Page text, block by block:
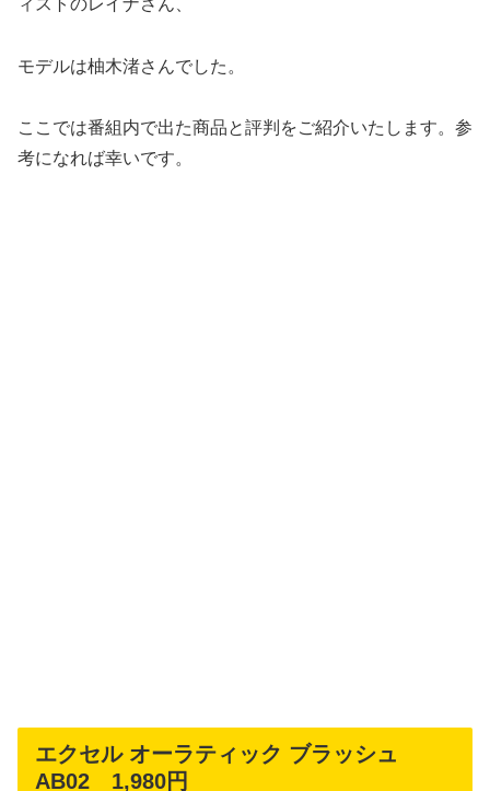
モデルは柚木渚さんでした。
ここでは番組内で出た商品と評判をご紹介いたします。参
考になれば幸いです。
エクセル オーラティック ブラッシュ
AB02 1,980円